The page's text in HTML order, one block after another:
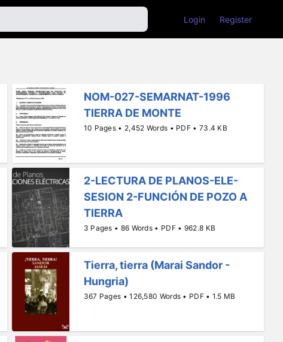
Login Register
NOM-027-SEMARNAT-1996
TIERRA DE MONTE
10 Pages • 2,452 Words • PDF • 73.4 KB
2-LECTURA DE PLANOS-ELE-
SESION 2-FUNCIÓN DE POZO A
TIERRA
3 Pages • 86 Words • PDF • 962.8 KB
Tierra, tierra (Marai Sandor -
Hungria)
367 Pages • 126,580 Words • PDF • 1.5 MB